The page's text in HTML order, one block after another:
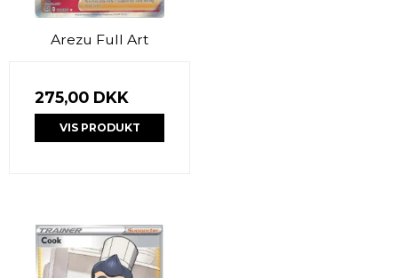
Arezu Full Art
275,00 DKK
VIS PRODUKT